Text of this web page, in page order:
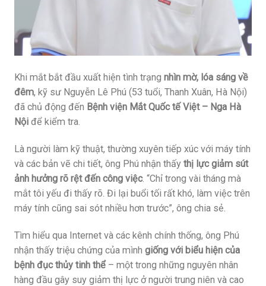
Khi mắt bắt đầu xuất hiện tình trạng nhìn mờ, lóa sáng về
đêm, kỹ sư Nguyễn Lê Phú (53 tuổi, Thanh Xuân, Hà Nội)
đã chủ động đến Bệnh viện Mắt Quốc tế Việt – Nga Hà
Nội để kiểm tra.
Là người làm kỹ thuật, thường xuyên tiếp xúc với máy tính
và các bản vẽ chi tiết, ông Phú nhận thấy thị lực giảm sút
ảnh hưởng rõ rệt đến công việc. “Chỉ trong vài tháng mà
mắt tôi yếu đi thấy rõ. Đi lại buổi tối rất khó, làm việc trên
máy tính cũng sai sót nhiều hơn trước”, ông chia sẻ.
Tìm hiểu qua Internet và các kênh chính thống, ông Phú
nhận thấy triệu chứng của mình giống với biểu hiện của
bệnh đục thủy tinh thể– một trong những nguyên nhân
hàng đầu gây suy giảm thị lực ở người trung niên và cao